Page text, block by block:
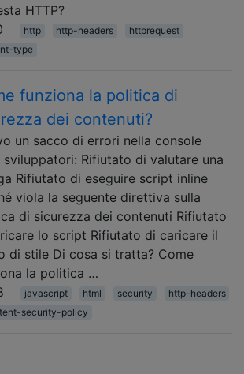
HTTP?
http http-headers
httprequest
type
funziona la politica di
dei contenuti?
un sacco di errori nella console
sviluppatori: Rifiutato di valutare una
Rifiutato di eseguire script inline
viola la seguente direttiva sulla
di sicurezza dei contenuti Rifiutato
lo script Rifiutato di caricare il
di stile Di cosa si tratta? Come
la politica …
javascript html security
http-headers
security-policy